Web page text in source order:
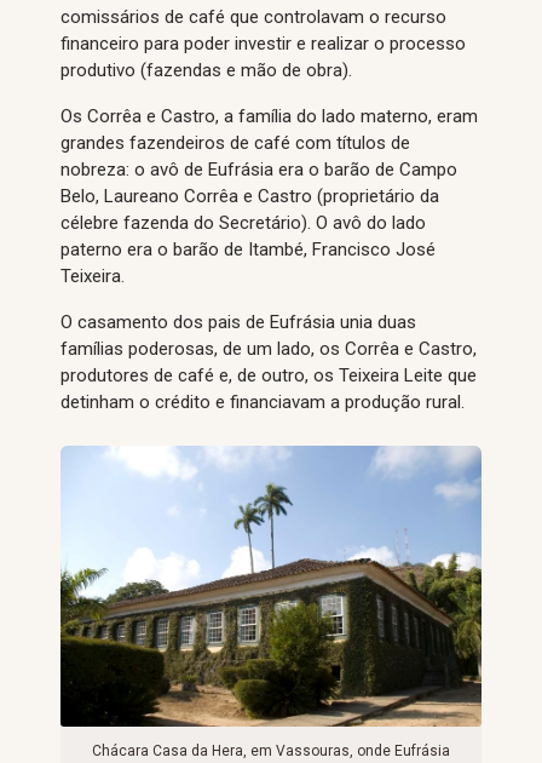
comissários de café que controlavam o recurso
financeiro para poder investir e realizar o processo
produtivo (fazendas e mão de obra).
Os Corrêa e Castro, a família do lado materno, eram
grandes fazendeiros de café com títulos de
nobreza: o avô de Eufrásia era o barão de Campo
Belo, Laureano Corrêa e Castro (proprietário da
célebre fazenda do Secretário). O avô do lado
paterno era o barão de Itambé, Francisco José
Teixeira.
O casamento dos pais de Eufrásia unia duas
famílias poderosas, de um lado, os Corrêa e Castro,
produtores de café e, de outro, os Teixeira Leite que
detinham o crédito e financiavam a produção rural.
Chácara Casa da Hera, em Vassouras, onde Eufrásia